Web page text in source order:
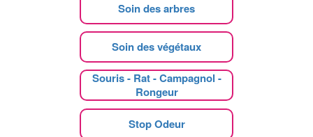
Soin des arbres
Soin des végétaux
Souris - Rat - Campagnol -
Rongeur
Stop Odeur